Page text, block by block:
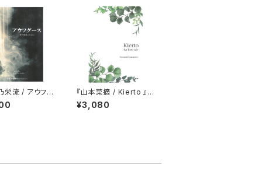
栄流 / アウフグ
三重奏のため
譜＋縦譜版
『山本菜摘 / Kierto 』
箏三重奏
¥3,080